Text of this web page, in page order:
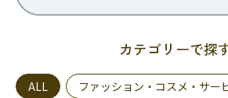
カテゴリーで探
ALL ファッション・コスメ・サー